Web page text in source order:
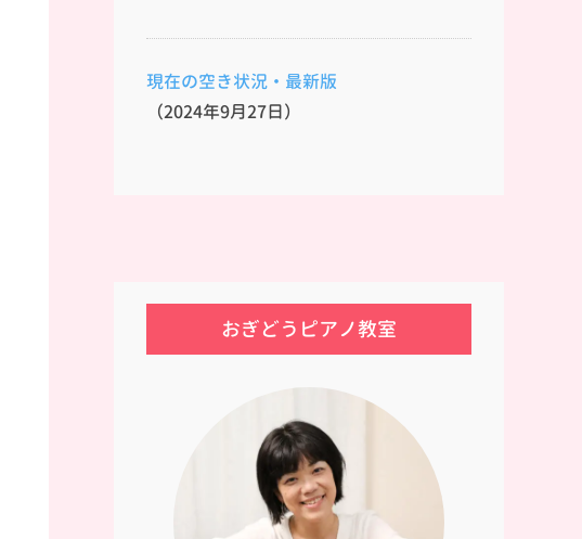
現在の空き状況・最新版
（2024年9月27日）
おぎどうピアノ教室